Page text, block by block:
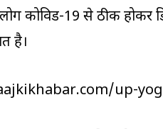
कोविड-19 से ठीक होकर
है।
up-